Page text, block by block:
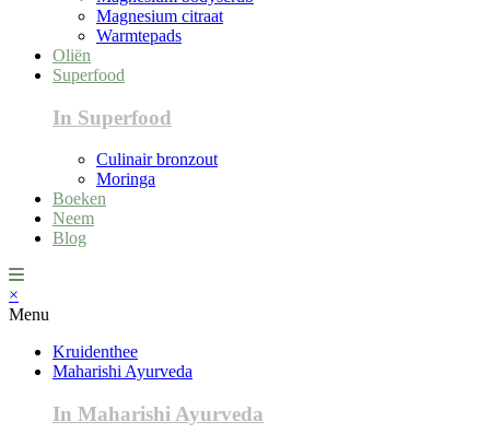
Magnesium citraat
Warmtepads
Oliën
Superfood
In Superfood
Culinair bronzout
Moringa
Boeken
Neem
Blog
×
Menu
Kruidenthee
Maharishi Ayurveda
In Maharishi Ayurveda